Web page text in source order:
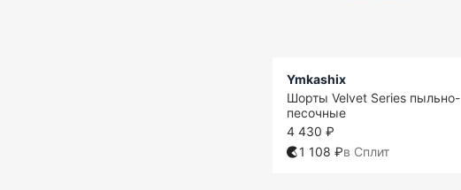
Ymkashix
Шорты Velvet Series пыльно-
песочные
4 430 ₽
1 108 ₽в Сплит